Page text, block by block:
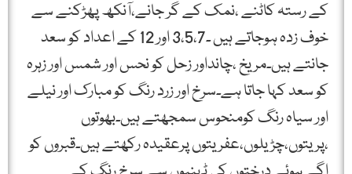
کے رستہ کاٹنے ،نمک کے گر جانے،آنکھ پھڑکنے سے
خوف زدہ ہوجاتے ہیں ۔3،5،7 اور 12 کے اعداد کو سعد
جانتے ہیں۔مریخ ،چانداور زحل کو نحس اور شمس اور زہرہ
کو سعد کہا جاتا ہے۔سرخ اور زرد رنگ کو مبارک اور نیلے
اور سیاہ رنگ کومنحوس سمجھتے ہیں۔بھوتوں
،پریتوں،چڑیلوں،عفریتوں پرعقیدہ رکھتے ہیں۔قبروں کو